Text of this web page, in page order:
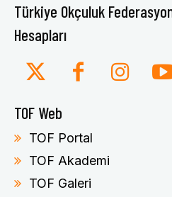
Türkiye Okçuluk
Hesapları
TOF Web
TOF Portal
TOF Akademi
TOF Galeri